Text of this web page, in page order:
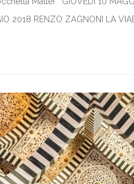
2018 RENZO ZAGNONI LA